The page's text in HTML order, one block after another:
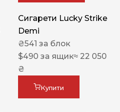
Сигарети Lucky Strike
Demi
₴541 за блок
$490 за ящик≈ 22 050
₴
Купити